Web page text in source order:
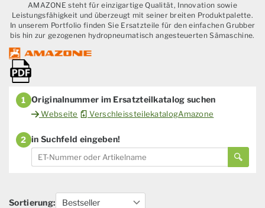
AMAZONE steht für einzigartige Qualität, Innovation sowie
Leistungsfähigkeit und überzeugt mit seiner breiten Produktpalette.
In unserem Portfolio finden Sie Ersatzteile für den einfachen Grubber
bis hin zur gezogenen hydropneumatisch angesteuerten Sämaschine.
1 Originalnummer im Ersatzteilkatalog suchen
Webseite VerschleissteilekatalogAmazone
2 in Suchfeld eingeben!
Sortierung: